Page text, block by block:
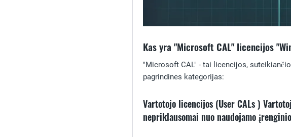
Kas yra "Microsoft CAL" licencijos
"Microsoft CAL" - tai licencijos,
pagrindines kategorijas:
Vartotojo licencijos (User CALs)
nepriklausomai nuo naudojamo